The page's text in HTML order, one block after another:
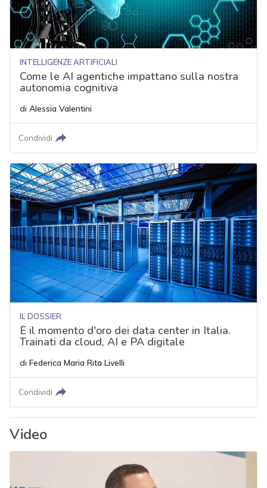
INTELLIGENZE ARTIFICIALI
Come le AI agentiche impattano sulla nostra
autonomia cognitiva
di Alessia Valentini
Condividi
IL DOSSIER
È il momento d'oro dei data center in Italia.
Trainati da cloud, AI e PA digitale
di Federica Maria Rita Livelli
Condividi
Video